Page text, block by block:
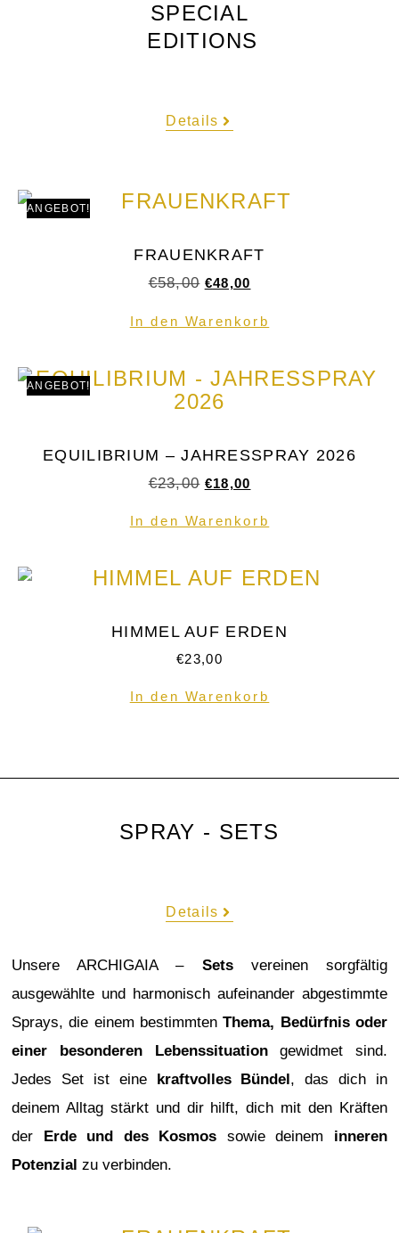
SPECIAL
EDITIONS
Details
ANGEBOT!
FRAUENKRAFT
€58,00 €48,00
In den Warenkorb
ANGEBOT!
EQUILIBRIUM – JAHRESSPRAY 2026
€23,00 €18,00
In den Warenkorb
HIMMEL AUF ERDEN
€23,00
In den Warenkorb
SPRAY - SETS
Details
Unsere ARCHIGAIA –Setsvereinen sorgfältig
ausgewählte und harmonisch aufeinander abgestimmte
Sprays, die einem bestimmtenThema, Bedürfnis oder
einer besonderen Lebenssituationgewidmet sind.
Jedes Set ist eine kraftvolles Bündel, das dich in
deinem Alltag stärkt und dir hilft, dich mit den Kräften
der Erde und des Kosmos sowie deinem inneren
Potenzial zu verbinden.